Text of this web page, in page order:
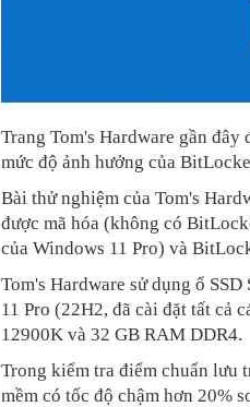
Trang Tom's Hardware gần
mức độ ảnh hưởng của
Bài thử nghiệm của Tom's
được mã hóa (không có
của Windows 11 Pro) và
Tom's Hardware sử dụng ổ
11 Pro (22H2, đã cài đặt tất cả
12900K và 32 GB RAM DDR4.
Trong kiểm tra điểm chuẩn lưu
mềm có tốc độ chậm hơn 20%